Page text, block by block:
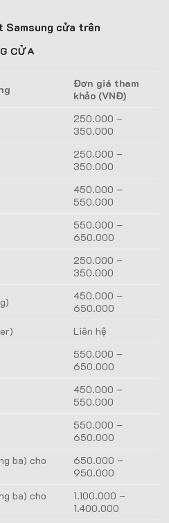
Samsung cửa trên
CỬA
Đơn giá tham
khảo (VNĐ)
250.000 –
350.000
250.000 –
350.000
450.000 –
550.000
550.000 –
650.000
250.000 –
350.000
450.000 –
650.000
Liên hệ
550.000 –
650.000
450.000 –
550.000
550.000 –
650.000
ba) cho
650.000 –
950.000
ba) cho
1.100.000 –
1.400.000